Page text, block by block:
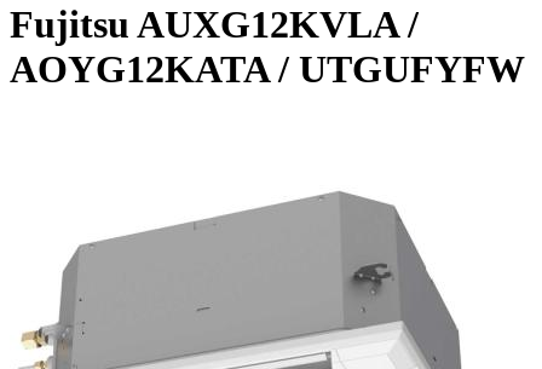
Fujitsu AUXG12KVLA /
AOYG12KATA / UTGUFYFW